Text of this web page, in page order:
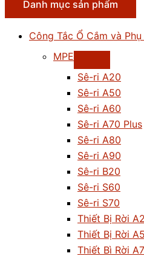
Danh mục sản phẩm
Công Tắc Ổ Cắm và
MPE
Sê-ri A20
Sê-ri A50
Sê-ri A60
Sê-ri A70 Plus
Sê-ri A80
Sê-ri A90
Sê-ri B20
Sê-ri S60
Sê-ri S70
Thiết Bị Rời
Thiết Bị Rời
Thiết Bì Rời